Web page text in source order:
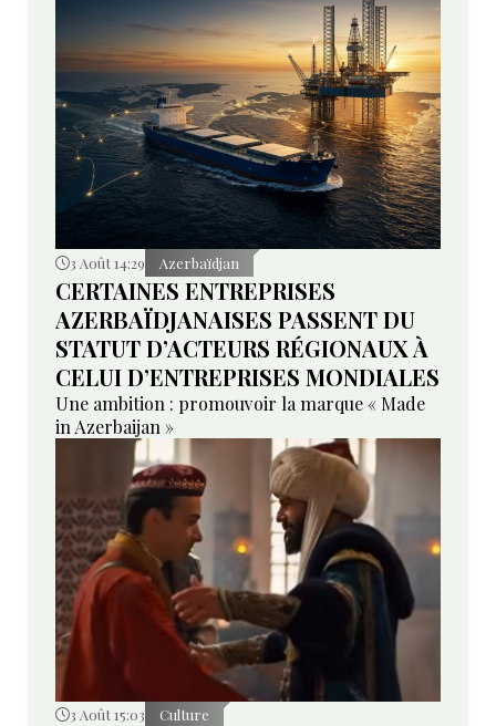
3 Août 14:29 Azerbaïdjan
CERTAINES ENTREPRISES
AZERBAÏDJANAISES PASSENT DU
STATUT D’ACTEURS RÉGIONAUX À
CELUI D’ENTREPRISES MONDIALES
Une ambition : promouvoir la marque « Made
in Azerbaijan »
3 Août 15:03 Culture